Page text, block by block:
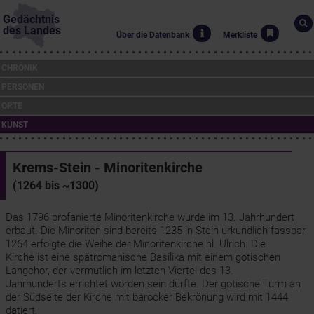
Gedächtnis
des Landes
Über die Datenbank Merkliste
KUNST
Krems-Stein - Minoritenkirche
(1264 bis ~1300)
Das 1796 profanierte Minoritenkirche wurde im 13. Jahrhundert
erbaut. Die Minoriten sind bereits 1235 in Stein urkundlich fassbar,
1264 erfolgte die Weihe der Minoritenkirche hl. Ulrich. Die
Kirche ist eine spätromanische Basilika mit einem gotischen
Langchor, der vermutlich im letzten Viertel des 13.
Jahrhunderts errichtet worden sein dürfte. Der gotische Turm an
der Südseite der Kirche mit barocker Bekrönung wird mit 1444
datiert.